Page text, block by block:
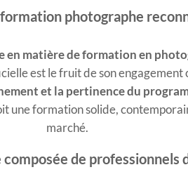
photographe
en matière de formation en
est le fruit de son
et la pertinence du
une formation solide,
marché.
composée de professionnels